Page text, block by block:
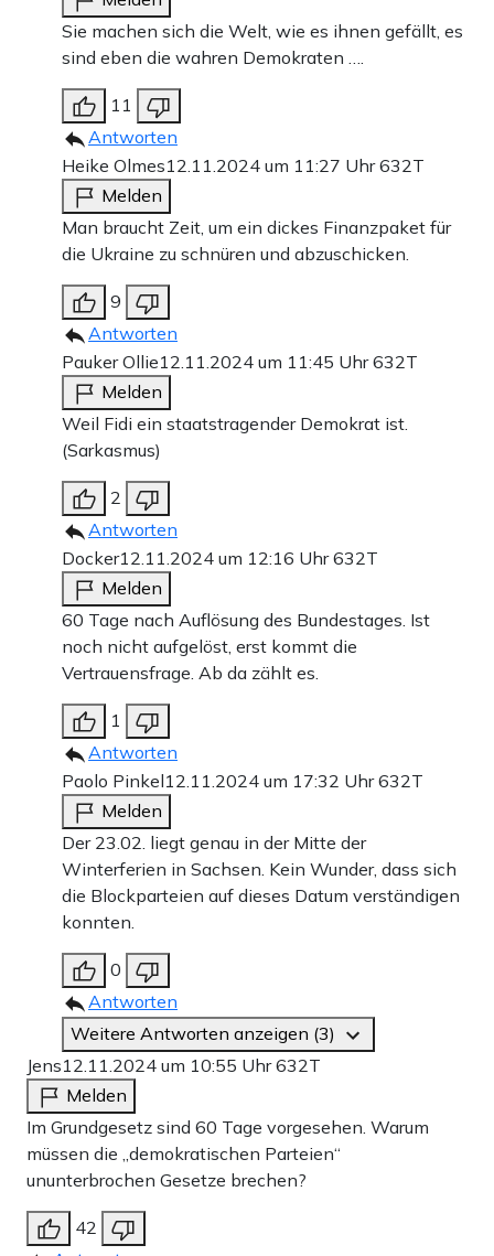
Sie machen sich die Welt, wie es ihnen gefällt, es
sind eben die wahren Demokraten ….
11
Antworten
Heike Olmes12.11.2024 um 11:27 Uhr632T
Melden
Man braucht Zeit, um ein dickes Finanzpaket für
die Ukraine zu schnüren und abzuschicken.
9
Antworten
Pauker Ollie12.11.2024 um 11:45 Uhr632T
Melden
Weil Fidi ein staatstragender Demokrat ist.
(Sarkasmus)
2
Antworten
Docker12.11.2024 um 12:16 Uhr632T
Melden
60 Tage nach Auflösung des Bundestages. Ist
noch nicht aufgelöst, erst kommt die
Vertrauensfrage. Ab da zählt es.
1
Antworten
Paolo Pinkel12.11.2024 um 17:32 Uhr632T
Melden
Der 23.02. liegt genau in der Mitte der
Winterferien in Sachsen. Kein Wunder, dass sich
die Blockparteien auf dieses Datum verständigen
konnten.
0
Antworten
Weitere Antworten anzeigen (3)
Jens12.11.2024 um 10:55 Uhr632T
Melden
Im Grundgesetz sind 60 Tage vorgesehen. Warum
müssen die „demokratischen Parteien“
ununterbrochen Gesetze brechen?
42